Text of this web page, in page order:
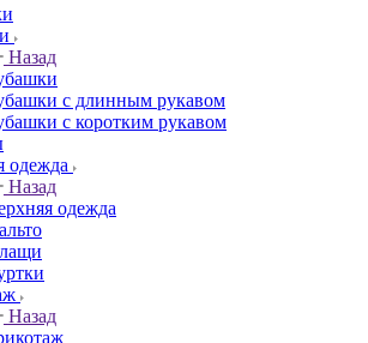
Назад
с длинным рукавом
с коротким рукавом
одежда
Назад
одежда
Назад